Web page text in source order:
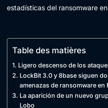
estadísticas del ransomware
Table des matières
Ligero descenso de los
LockBit 3.0 y 8base siguen
amenazas de ransomware en
La aparición de un nuevo
Lobo